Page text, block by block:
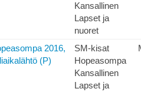
Kansallinen
Lapset ja
nuoret
2016,
(P)
SM-kisat
Hopeasompa
Kansallinen
Lapset ja